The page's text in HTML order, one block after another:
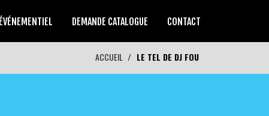
ÉVÉNEMENTIEL DEMANDE CATALOGUE CONTACT
ACCUEIL LE TEL DE DJ FOU